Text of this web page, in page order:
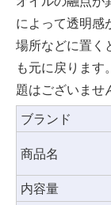
によって透明感
場所などに置く
も元に戻りま
題はございませ
ブランド
商品名
内容量